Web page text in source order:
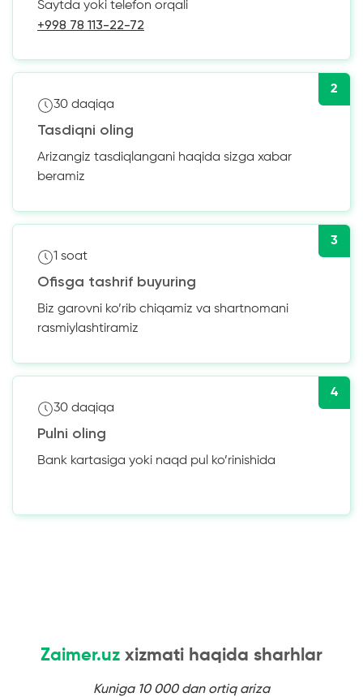
Saytda yoki telefon orqali
+998 78 113-22-72
2
30 daqiqa
Tasdiqni oling
Arizangiz tasdiqlangani haqida sizga xabar
beramiz
3
1 soat
Ofisga tashrif buyuring
Biz garovni ko’rib chiqamiz va shartnomani
rasmiylashtiramiz
4
30 daqiqa
Pulni oling
Bank kartasiga yoki naqd pul ko’rinishida
Zaimer.uz xizmati haqida sharhlar
Kuniga 10 000 dan ortiq ariza